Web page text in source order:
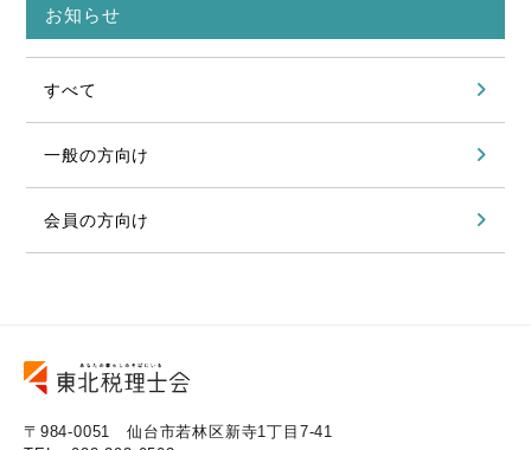
お知らせ
すべて
一般の方向け
会員の方向け
〒984-0051 仙台市若林区新寺1丁目7-41